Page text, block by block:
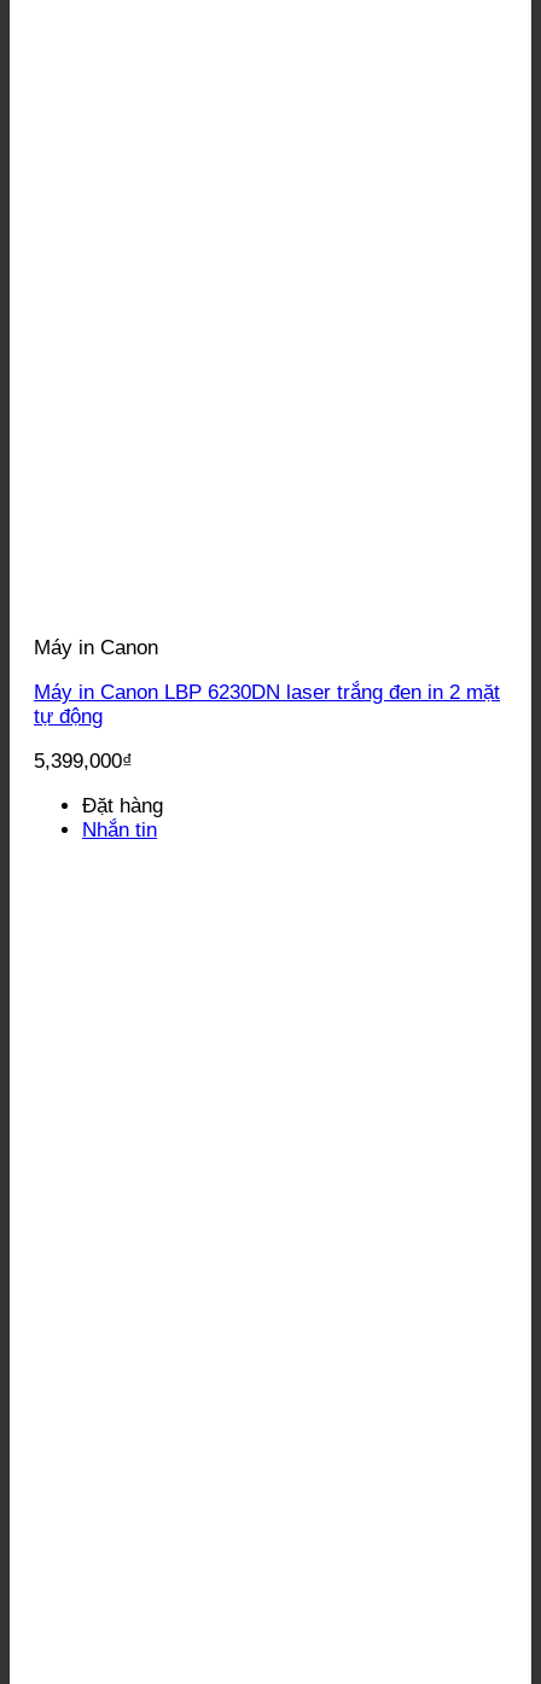
Máy in Canon
Máy in Canon LBP 6230DN laser trắng đen in 2 mặt
tự động
5,399,000₫
Đặt hàng
Nhắn tin